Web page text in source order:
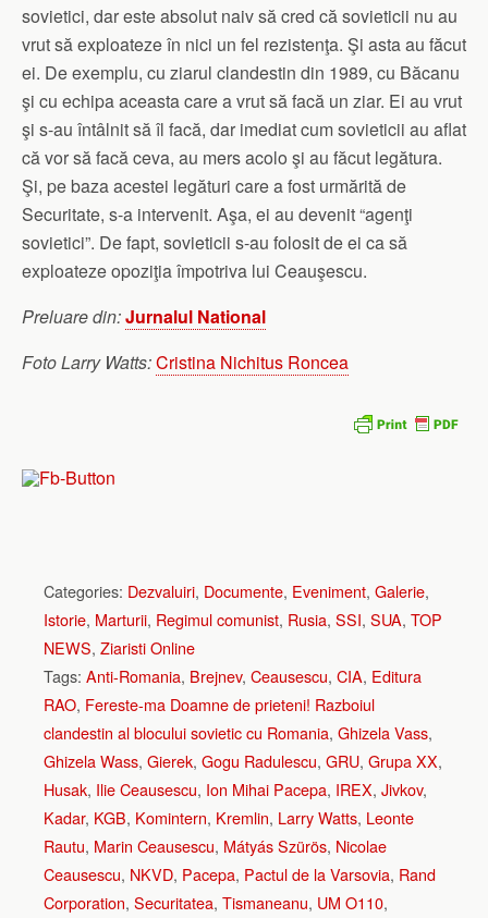
sovietici, dar este absolut naiv să cred că sovieticii nu au
vrut să exploateze în nici un fel rezistenţa. Şi asta au făcut
ei. De exemplu, cu ziarul clandestin din 1989, cu Băcanu
şi cu echipa aceasta care a vrut să facă un ziar. Ei au vrut
şi s-au întâlnit să îl facă, dar imediat cum sovieticii au aflat
că vor să facă ceva, au mers acolo şi au făcut legătura.
Şi, pe baza acestei legături care a fost urmărită de
Securitate, s-a intervenit. Aşa, ei au devenit “agenţi
sovietici”. De fapt, sovieticii s-au folosit de ei ca să
exploateze opoziţia împotriva lui Ceauşescu.
Preluare din:Jurnalul National
Foto Larry Watts:Cristina Nichitus Roncea
Categories: Dezvaluiri, Documente, Eveniment, Galerie,
Istorie, Marturii, Regimul comunist, Rusia, SSI, SUA, TOP
NEWS, Ziaristi Online
Tags: Anti-Romania, Brejnev, Ceausescu, CIA, Editura
RAO, Fereste-ma Doamne de prieteni! Razboiul
clandestin al blocului sovietic cu Romania, Ghizela Vass,
Ghizela Wass, Gierek, Gogu Radulescu, GRU, Grupa XX,
Husak, Ilie Ceausescu, Ion Mihai Pacepa, IREX, Jivkov,
Kadar, KGB, Komintern, Kremlin, Larry Watts, Leonte
Rautu, Marin Ceausescu, Mátyás Szürös, Nicolae
Ceausescu, NKVD, Pacepa, Pactul de la Varsovia, Rand
Corporation, Securitatea, Tismaneanu, UM O110,